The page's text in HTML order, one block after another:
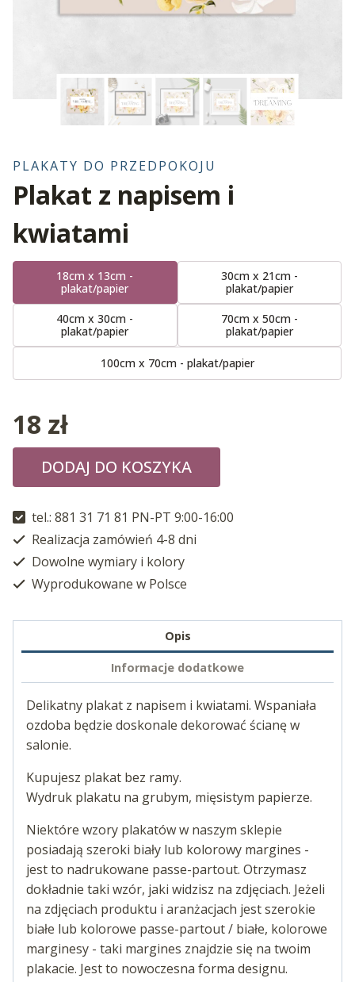
PLAKATY DO PRZEDPOKOJU
Plakat z napisem i
kwiatami
18cm x 13cm -
plakat/papier
30cm x 21cm -
plakat/papier
40cm x 30cm -
plakat/papier
70cm x 50cm -
plakat/papier
100cm x 70cm - plakat/papier
18 zł
DODAJ DO KOSZYKA
tel.: 881 31 71 81 PN-PT 9:00-16:00
Realizacja zamówień 4-8 dni
Dowolne wymiary i kolory
Wyprodukowane w Polsce
Opis
Informacje dodatkowe
Delikatny plakat z napisem i kwiatami. Wspaniała
ozdoba będzie doskonale dekorować ścianę w
salonie.
Kupujesz plakat bez ramy.
Wydruk plakatu na grubym, mięsistym papierze.
Niektóre wzory plakatów w naszym sklepie
posiadają szeroki biały lub kolorowy margines -
jest to nadrukowane passe-partout. Otrzymasz
dokładnie taki wzór, jaki widzisz na zdjęciach. Jeżeli
na zdjęciach produktu i aranżacjach jest szerokie
białe lub kolorowe passe-partout / białe, kolorowe
marginesy - taki margines znajdzie się na twoim
plakacie. Jest to nowoczesna forma designu.